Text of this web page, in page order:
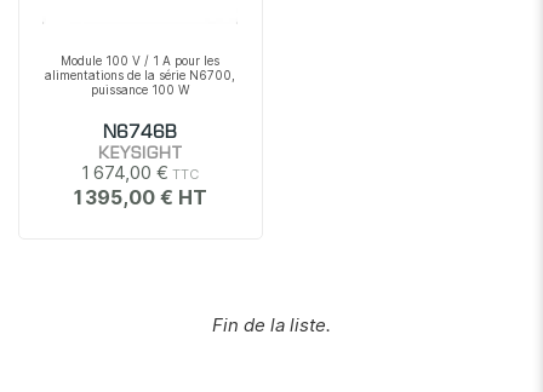
Module 100 V / 1 A pour les
alimentations de la série N6700,
puissance 100 W
N6746B
KEYSIGHT
1 674,00 €
1 395,00 €
Fin de la liste.